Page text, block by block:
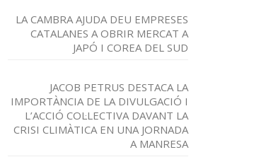
LA CAMBRA AJUDA DEU EMPRESES
CATALANES A OBRIR MERCAT A
JAPÓ I COREA DEL SUD
JACOB PETRUS DESTACA LA
IMPORTÀNCIA DE LA DIVULGACIÓ I
L’ACCIÓ COL·LECTIVA DAVANT LA
CRISI CLIMÀTICA EN UNA JORNADA
A MANRESA